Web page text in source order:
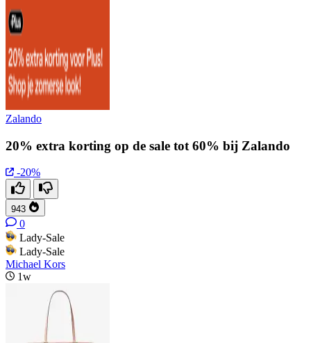
Zalando
20% extra korting op de sale tot 60% bij Zalando
-20%
943
0
Lady-Sale
Lady-Sale
Michael Kors
1w